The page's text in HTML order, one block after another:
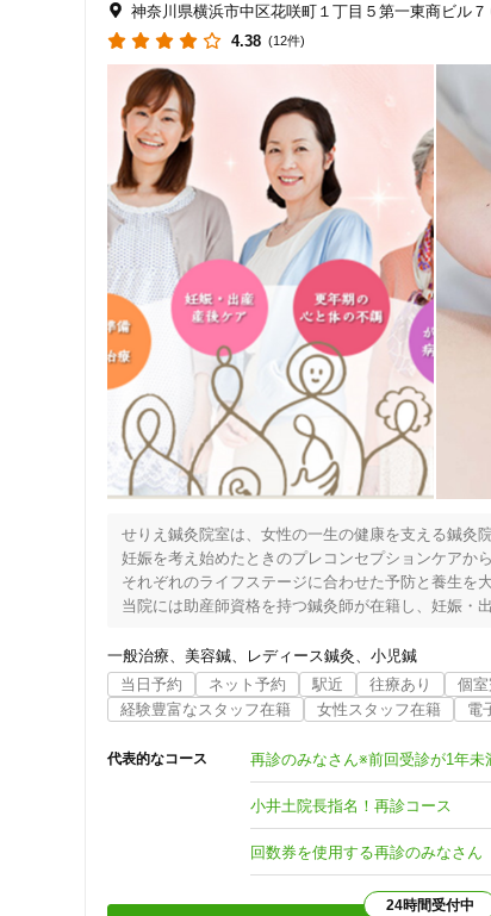
神奈川県横浜市中区花咲町１丁目５第一東商ビル７
4.38 (12件)
せりえ鍼灸院室は、女性の一生の健康を支える鍼灸院
妊娠を考え始めたときのプレコンセプションケアか
それぞれのライフステージに合わせた予防と養生を
当院には助産師資格を持つ鍼灸師が在籍し、妊娠・
東洋医学の知恵と最新の知識を活かし、心身のウェ
「なんとなく不調を感じる」「自分のことを後回
毎日の小さな積み重ねが、未来の健やかさにつなが
あなたに合ったケアで、心地よい暮らしを一緒に育
一般治療 美容鍼 レディース鍼灸
小児鍼
当日予約
ネット予約 駅近 往療あり 個
経験豊富なスタッフ在籍
女性スタッフ在籍 電
代表的なコース 再診のみなさん※前回受診が1年未
小井土院長指名！再診コース
回数券を使用する再診のみなさん
24時間受付中